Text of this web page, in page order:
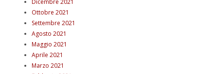
Dicembre 2021
Ottobre 2021
Settembre 2021
Agosto 2021
Maggio 2021
Aprile 2021
Marzo 2021